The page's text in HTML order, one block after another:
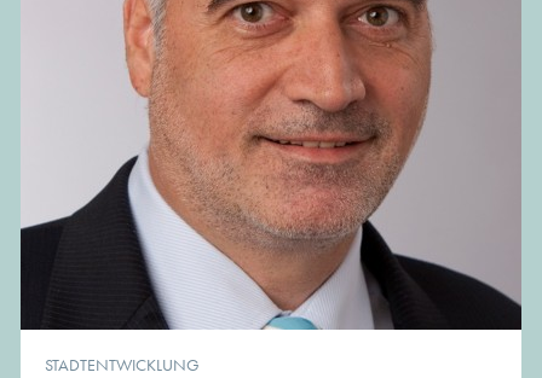
STADTENTWICKLUNG